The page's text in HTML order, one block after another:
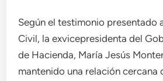
Según el testimonio presentado
Civil, la exvicepresidenta del
de Hacienda, María Jesús
mantenido una relación cercana